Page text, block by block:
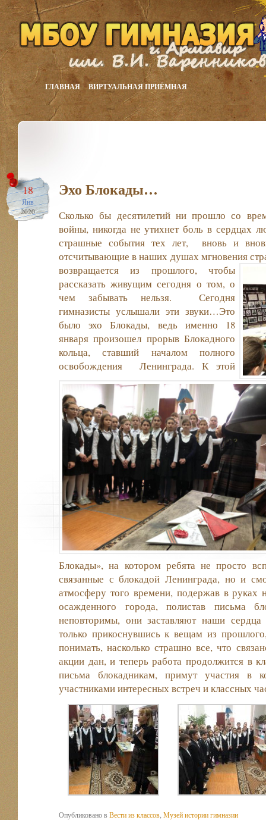
ГЛАВНАЯ ВИРТУАЛЬНАЯ ПРИЁМНАЯ
18
Янв
2020
Эхо Блокады…
Сколько бы десятилетий ни прошло со
войны, никогда не утихнет боль в сердцах
страшные события тех лет, вновь и
отсчитывающие в наших душах мгновения
возвращается из прошлого, чтобы
рассказать живущим сегодня о том, о
чем забывать нельзя. Сегодня
гимназисты услышали эти звуки…Это
было эхо Блокады, ведь именно 18
января произошел прорыв Блокадного
кольца, ставший началом полного
освобождения Ленинграда. К этой
Блокады», на котором ребята не просто
связанные с блокадой Ленинграда, но и
атмосферу того времени, подержав в руках
осажденного города, полистав письма
неповторимы, они заставляют наши
только прикоснувшись к вещам из
понимать, насколько страшно все, что
акции дан, и теперь работа продолжится в
письма блокадникам, примут участия в
участниками интересных встреч и классных
Опубликовано вВести из классов Музей истории гимназии